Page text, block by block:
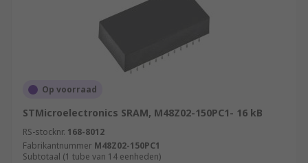
Op voorraad
STMicroelectronics SRAM, M48Z02-150PC1- 16 kB
RS-stocknr. 168-8012
Fabrikantnummer M48Z02-150PC1
Subtotaal (1 tube van 14 eenheden)